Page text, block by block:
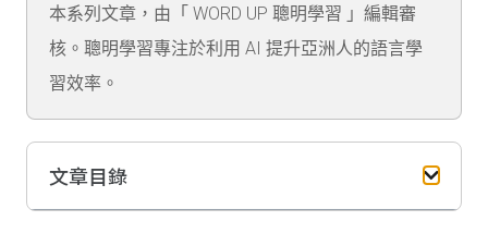
本系列文章，由「 WORD UP 聰明學習 」編輯審
核。聰明學習專注於利用 AI 提升亞洲人的語言學
習效率。
文章目錄